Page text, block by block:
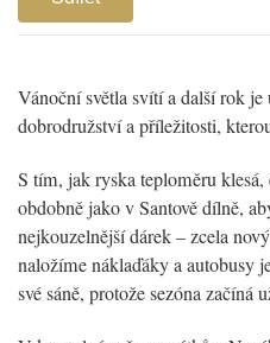
Vánoční světla svítí a další rok
dobrodružství a příležitosti,
S tím, jak ryska teploměru
obdobně jako v Santově dílně,
nejkouzelnější dárek – zcela
naložíme náklaďáky a autobusy
své sáně, protože sezóna začíná